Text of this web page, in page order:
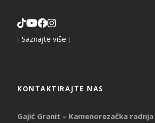
[ Saznajte više ]
KONTAKTIRAJTE NAS
Gajić Granit – Kamenorezačka radnja